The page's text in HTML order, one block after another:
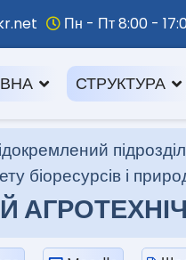
Пн - Пт 8:00 -
СТРУКТУРА
підрозділ
біоресурсів і